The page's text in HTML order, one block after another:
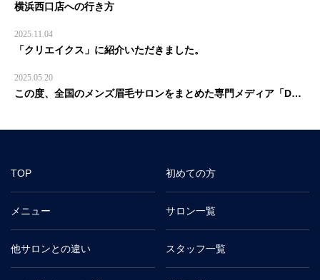
横浜西口店への行き方
2025.11.04
「クリエイクス」に紹介いただきました。
2025.05.20
この度、全国のメンズ眉毛サロンをまとめた専門メディア「Define」にて、東京おすすめサロンに選ばれました！
TOP 初めての方
メニュー サロン一覧
他サロンとの違い スタッフ一覧